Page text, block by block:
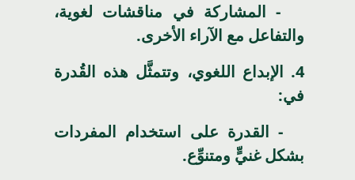
- المشاركة في مناقشات لغوية،
والتفاعل مع الآراء الأخرى.
4. الإبداع اللغوي، وتتمثَّل هذه القُدرة
في:
- القدرة على استخدام المفردات
بشكل غنيٍّ ومتنوِّع.